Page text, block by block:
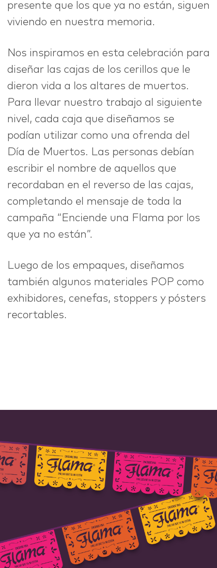
presente que los que ya no están, siguen
viviendo en nuestra memoria.
Nos inspiramos en esta celebración para
diseñar las cajas de los cerillos que le
dieron vida a los altares de muertos.
Para llevar nuestro trabajo al siguiente
nivel, cada caja que diseñamos se
podían utilizar como una ofrenda del
Día de Muertos. Las personas debían
escribir el nombre de aquellos que
recordaban en el reverso de las cajas,
completando el mensaje de toda la
campaña “Enciende una Flama por los
que ya no están”.
Luego de los empaques, diseñamos
también algunos materiales POP como
exhibidores, cenefas, stoppers y pósters
recortables.